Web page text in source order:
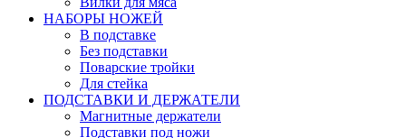
НАБОРЫ НОЖЕЙ
В подставке
Без подставки
Поварские тройки
Для стейка
ПОДСТАВКИ И ДЕРЖАТЕЛИ
Магнитные держатели
Подставки под ножи